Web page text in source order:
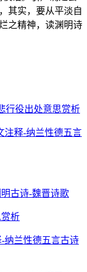
其实，要从平淡自
之精神，读渊明诗
行役出处意思赏析
注释-纳兰性德五言
明古诗-魏晋诗歌
析
纳兰性德五言古诗